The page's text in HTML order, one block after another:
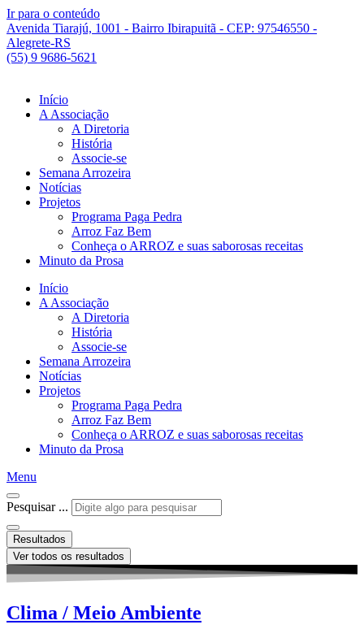
Ir para o conteúdo
Avenida Tiarajú, 1001 - Bairro Ibirapuitã - CEP: 97546550 -
Alegrete-RS
(55) 9 9686-5621
Início
A Associação
A Diretoria
História
Associe-se
Semana Arrozeira
Notícias
Projetos
Programa Paga Pedra
Arroz Faz Bem
Conheça o ARROZ e suas saborosas receitas
Minuto da Prosa
Início
A Associação
A Diretoria
História
Associe-se
Semana Arrozeira
Notícias
Projetos
Programa Paga Pedra
Arroz Faz Bem
Conheça o ARROZ e suas saborosas receitas
Minuto da Prosa
Menu
Pesquisar ...
Resultados
Ver todos os resultados
Clima / Meio Ambiente